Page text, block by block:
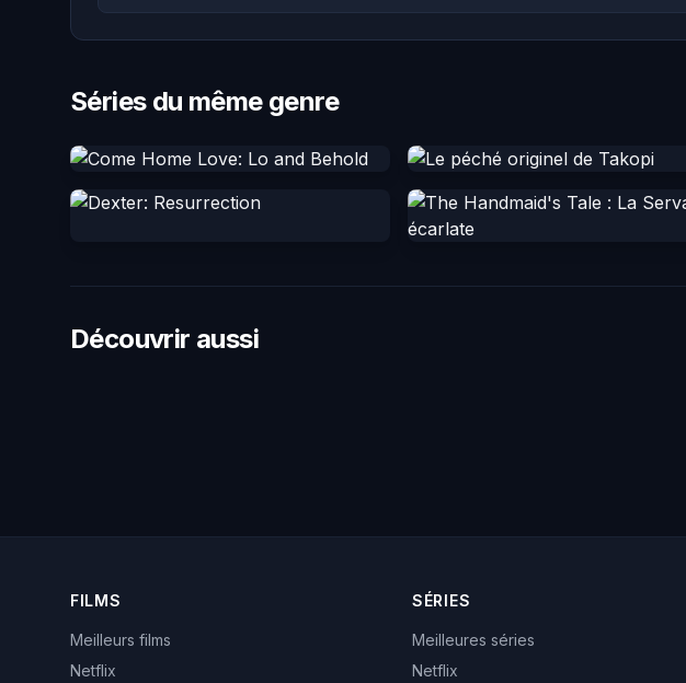
Séries du même genre
Découvrir aussi
FILMS
Meilleurs films
Netflix
SÉRIES
Meilleures séries
Netflix